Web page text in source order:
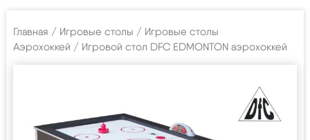
Главная / Игровые столы / Игровые столы
Аэрохоккей / Игровой стол DFC EDMONTON аэрохоккей